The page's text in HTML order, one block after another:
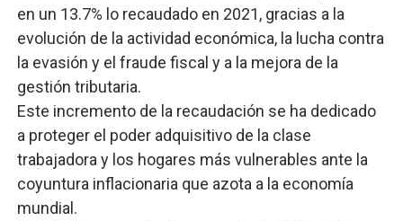
en un 13.7% lo recaudado en 2021, gracias a la
evolución de la actividad económica, la lucha contra
la evasión y el fraude fiscal y a la mejora de la
gestión tributaria.
Este incremento de la recaudación se ha dedicado
a proteger el poder adquisitivo de la clase
trabajadora y los hogares más vulnerables ante la
coyuntura inflacionaria que azota a la economía
mundial.